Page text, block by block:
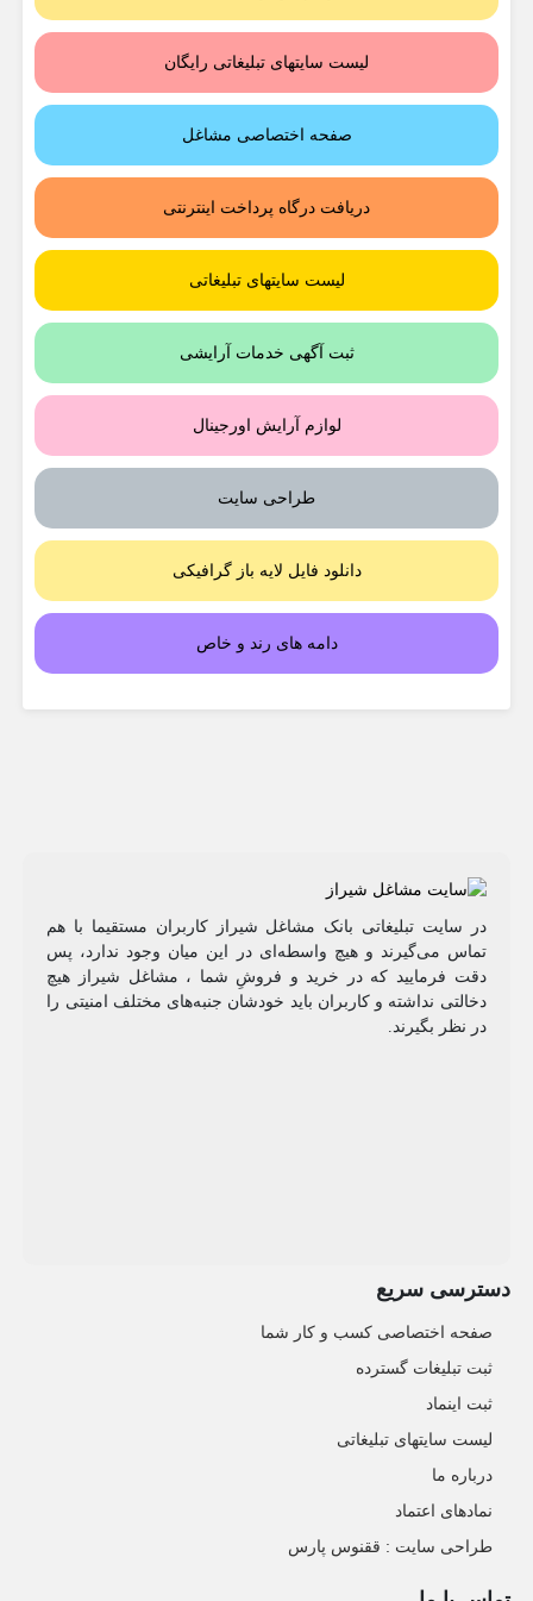
لیست سایتهای تبلیغاتی رایگان
صفحه اختصاصی مشاغل
دریافت درگاه پرداخت اینترنتی
لیست سایتهای تبلیغاتی
ثبت آگهی خدمات آرایشی
لوازم آرایش اورجینال
طراحی سایت
دانلود فایل لایه باز گرافیکی
دامه های رند و خاص
در سایت تبلیغاتی بانک مشاغل شیراز کاربران مستقیما با هم
تماس می‌گیرند و هیچ واسطه‌ای در این میان وجود ندارد، پس
دقت فرمایید که در خرید و فروشِ شما ، مشاغل شیراز هیچ
دخالتی نداشته و کاربران باید خودشان جنبه‌های مختلف امنیتی را
در نظر بگیرند.
دسترسی سریع
صفحه اختصاصی کسب و کار شما
ثبت تبلیغات گسترده
ثبت اینماد
لیست سایتهای تبلیغاتی
درباره ما
نمادهای اعتماد
طراحی سایت : ققنوس پارس